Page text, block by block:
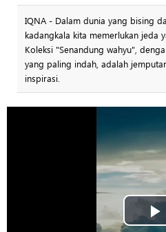
IQNA - Dalam dunia yang bising
kadangkala kita memerlukan jeda
Koleksi "Senandung wahyu",
yang paling indah, adalah
inspirasi.